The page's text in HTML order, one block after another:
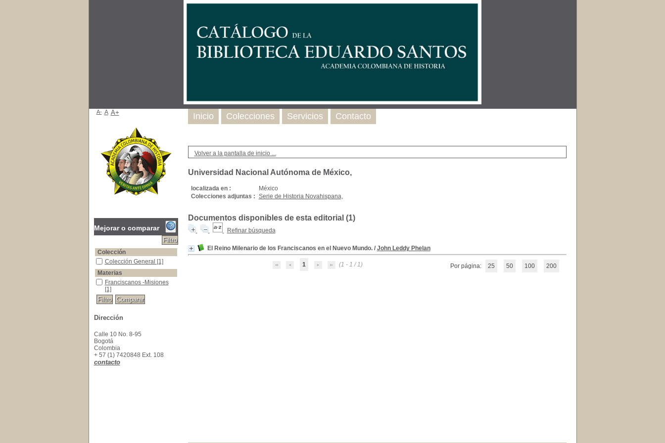
Volver a la pantalla de inicio ...
Universidad Nacional Autónoma de México,
localizada en :
México
Colecciones adjuntas : Serie de Historia Novahispana,
Documentos disponibles de esta editorial (1)
Refinar búsqueda
El Reino Milenario de los Franciscanos en el Nuevo Mundo./ John Leddy Phelan
1 (1 - 1 / 1) Por página: 25 50 100 200
Inicio Colecciones Servicios Contacto
A- A A+
Mejorar o comparar
Colección
Colección General
Colección General [1]
Materias
Franciscanos -Misiones
Franciscanos -Misiones
[1]
Dirección
Calle 10 No. 8-95
Bogotá
Colombia
+ 57 (1) 7420848 Ext. 108
contacto